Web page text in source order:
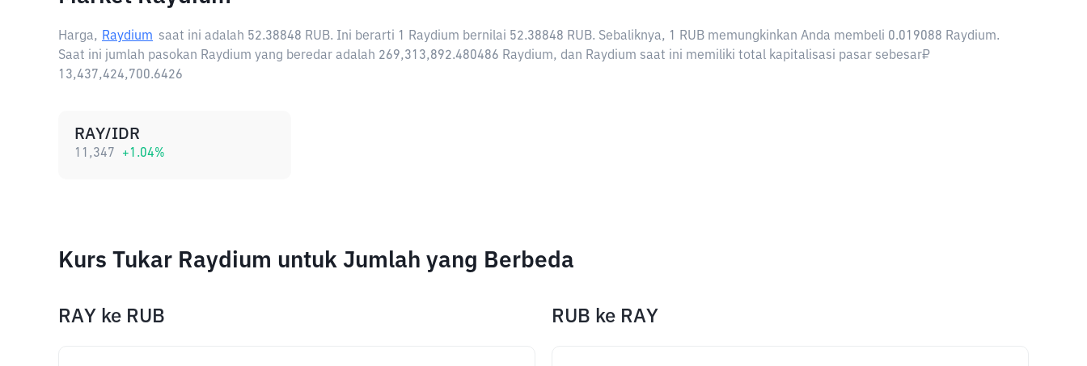
Harga, Raydium saat ini adalah 52.38848 RUB. Ini berarti 1 Raydium bernilai 52.38848 RUB. Sebaliknya, 1 RUB memungkinkan Anda membeli 0.019088 Raydium.
Saat ini jumlah pasokan Raydium yang beredar adalah 269,313,892.480486 Raydium, dan Raydium saat ini memiliki total kapitalisasi pasar sebesar₽
13,437,424,700.6426
RAY/IDR
11,347 +1.04%
Kurs Tukar Raydium untuk Jumlah yang Berbeda
RAY ke RUB RUB ke RAY